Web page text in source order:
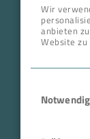
Wir
anbieten
Website
die sie im
Notwendig
Tullastr. 64
Telefon +49